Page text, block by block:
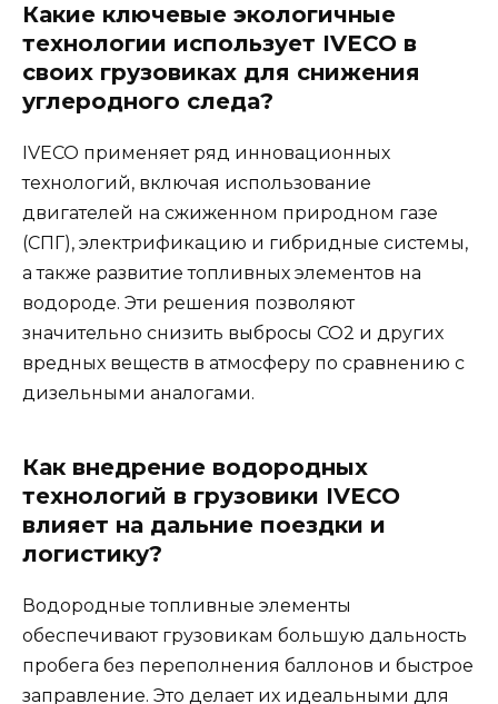
Какие ключевые экологичные
технологии использует IVECO в
своих грузовиках для снижения
углеродного следа?
IVECO применяет ряд инновационных
технологий, включая использование
двигателей на сжиженном природном газе
(СПГ), электрификацию и гибридные системы,
а также развитие топливных элементов на
водороде. Эти решения позволяют
значительно снизить выбросы CO2 и других
вредных веществ в атмосферу по сравнению с
дизельными аналогами.
Как внедрение водородных
технологий в грузовики IVECO
влияет на дальние поездки и
логистику?
Водородные топливные элементы
обеспечивают грузовикам большую дальность
пробега без переполнения баллонов и быстрое
заправление. Это делает их идеальными для